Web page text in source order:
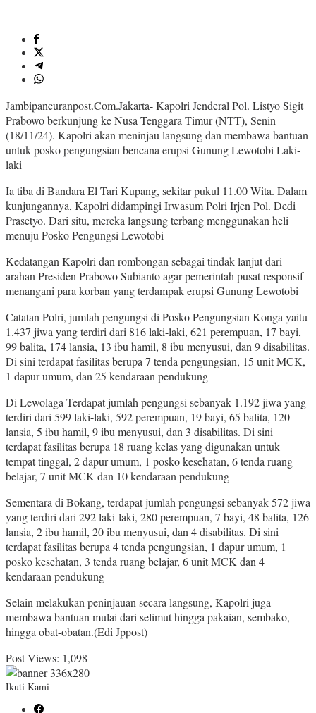
Jambipancuranpost.Com.Jakarta- Kapolri Jenderal Pol. Listyo Sigit
Prabowo berkunjung ke Nusa Tenggara Timur (NTT), Senin
(18/11/24). Kapolri akan meninjau langsung dan membawa bantuan
untuk posko pengungsian bencana erupsi Gunung Lewotobi Laki-
laki
Ia tiba di Bandara El Tari Kupang, sekitar pukul 11.00 Wita. Dalam
kunjungannya, Kapolri didampingi Irwasum Polri Irjen Pol. Dedi
Prasetyo. Dari situ, mereka langsung terbang menggunakan heli
menuju Posko Pengungsi Lewotobi
Kedatangan Kapolri dan rombongan sebagai tindak lanjut dari
arahan Presiden Prabowo Subianto agar pemerintah pusat responsif
menangani para korban yang terdampak erupsi Gunung Lewotobi
Catatan Polri, jumlah pengungsi di Posko Pengungsian Konga yaitu
1.437 jiwa yang terdiri dari 816 laki-laki, 621 perempuan, 17 bayi,
99 balita, 174 lansia, 13 ibu hamil, 8 ibu menyusui, dan 9 disabilitas.
Di sini terdapat fasilitas berupa 7 tenda pengungsian, 15 unit MCK,
1 dapur umum, dan 25 kendaraan pendukung
Di Lewolaga Terdapat jumlah pengungsi sebanyak 1.192 jiwa yang
terdiri dari 599 laki-laki, 592 perempuan, 19 bayi, 65 balita, 120
lansia, 5 ibu hamil, 9 ibu menyusui, dan 3 disabilitas. Di sini
terdapat fasilitas berupa 18 ruang kelas yang digunakan untuk
tempat tinggal, 2 dapur umum, 1 posko kesehatan, 6 tenda ruang
belajar, 7 unit MCK dan 10 kendaraan pendukung
Sementara di Bokang, terdapat jumlah pengungsi sebanyak 572 jiwa
yang terdiri dari 292 laki-laki, 280 perempuan, 7 bayi, 48 balita, 126
lansia, 2 ibu hamil, 20 ibu menyusui, dan 4 disabilitas. Di sini
terdapat fasilitas berupa 4 tenda pengungsian, 1 dapur umum, 1
posko kesehatan, 3 tenda ruang belajar, 6 unit MCK dan 4
kendaraan pendukung
Selain melakukan peninjauan secara langsung, Kapolri juga
membawa bantuan mulai dari selimut hingga pakaian, sembako,
hingga obat-obatan.(Edi Jppost)
Post Views: 1,098
Ikuti Kami